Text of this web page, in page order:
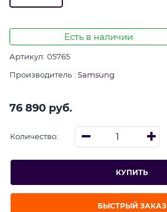
Есть в наличии
Артикул: 05765
Производитель : Samsung
76 890 руб.
Количество:
КУПИТЬ
БЫСТРЫЙ ЗАКАЗ